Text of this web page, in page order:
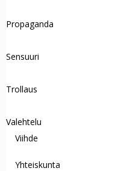
Propaganda
Sensuuri
Trollaus
Valehtelu
Viihde
Yhteiskunta